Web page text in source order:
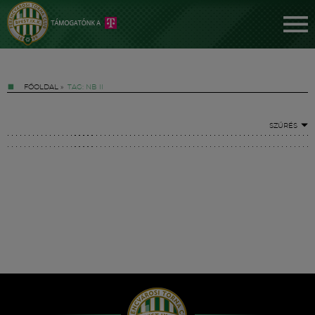
FŐOLDAL » TAG: NB II
SZŰRÉS
Hírek